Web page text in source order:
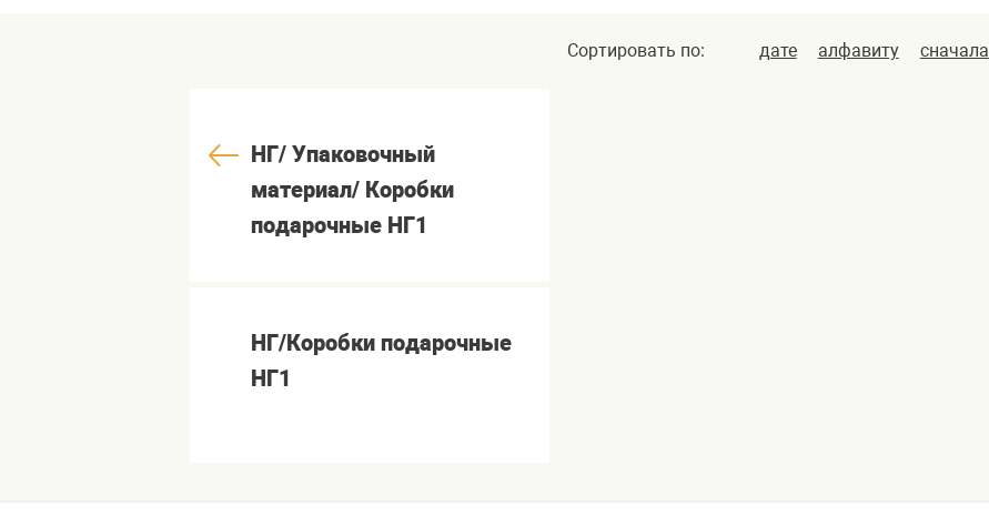
Сортировать по: дате алфавиту
НГ/ Упаковочный
материал/ Коробки
подарочные НГ1
НГ/Коробки подарочные
НГ1